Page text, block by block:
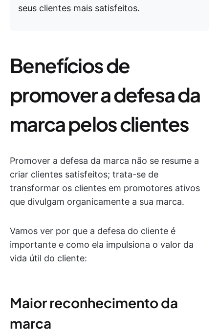
seus clientes mais satisfeitos.
Benefícios de
promover a defesa da
marca pelos clientes
Promover a defesa da marca não se resume a
criar clientes satisfeitos; trata-se de
transformar os clientes em promotores ativos
que divulgam organicamente a sua marca.
Vamos ver por que a defesa do cliente é
importante e como ela impulsiona o valor da
vida útil do cliente:
Maior reconhecimento da
marca